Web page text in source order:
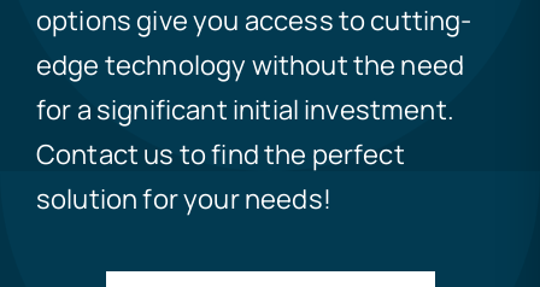
options give you access to cutting-
edge technology without the need
for a significant initial investment.
Contact us to find the perfect
solution for your needs!